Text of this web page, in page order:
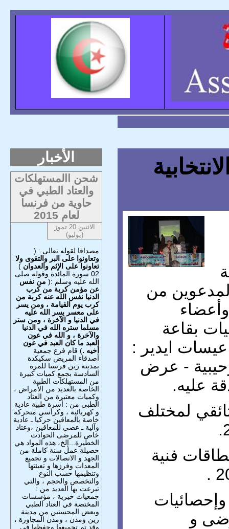
الأخبار
شحن االمستهلكات
والعتاد الطبي في
حاوية من فرنسا
لعام 2015
الاثنين 20 تموز
(يوليو)
مصداقا لقوله تعالى : (
وتعاونوا على البر والتقوى ولا
تعاونوا على الإثم والعدوان )
02 سورة المائدة وقوله صلى
الله عليه وسلم :( من نفس
عن مؤمن كربة من كرب
الدنيا نفس الله عنه كربة من
كرب يوم القيامة ، ومن يسر
على معسر يسر الله عليه
في الدنيا و الآخرة ، ومن ستر
مسلما ستره الله في الدنيا
والآخرة ، و الله في عون
العبد ما كان العبد في عون
أخيه .) قام فرع جمعية
أصدقاء المريض سكيكدة
بمدينة رين فرنسا للمرة
السادسة بجمع كميات كبيرة
من المستهلكات الطبية
الخاصة بالعديد من الأمراض ،
وكميات معتبرة من العتاد
الطبي من : أسرة طبية عادية
و كهربائية ، وكراسي متحركة
خاصة بالمعاقين حركيا ـ عادية
وآلية ـ عصي للمعاقين ،وعتاد
خاص للمرضى الحوادث
الخطيرة...إلخ، هذه المواد هي
حصيلة عمل سنة كاملة من
الجهد و الاتصالات و تجميع
المعدات وفرزها و تعبئتها
وتنظيمها حسب النوع
والتخصص والحجم ، والتي
تبرعت بها العديد من :
جمعيات خيرية ، مؤسسات
المختصة في العتاد الطبي
وبعض المحسنين من مدينة
رين ومدن ، ومدن المجاورة ،
وقد تم تجميعها وحفظها في
المدعوين من
بقاعة
عيسات ايدير :
- عرض
عليه.
لمختلف
فنية
و